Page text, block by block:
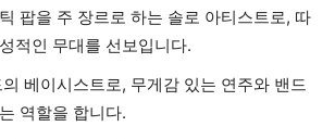
팝을 주 장르로 하는 솔로 아티스트로, 따
적인 무대를 선보입니다.
베이시스트로, 무게감 있는 연주와 밴드
역할을 합니다.